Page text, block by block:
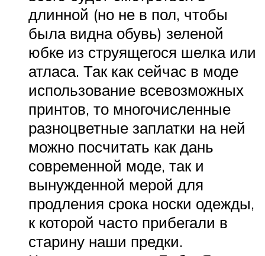
длинной (но не в пол, чтобы
была видна обувь) зеленой
юбке из струящегося шелка или
атласа. Так как сейчас в моде
использование всевозможных
принтов, то многочисленные
разноцветные заплатки на ней
можно посчитать как дань
современной моде, так и
вынужденной мерой для
продления срока носки одежды,
к которой часто прибегали в
старину наши предки.